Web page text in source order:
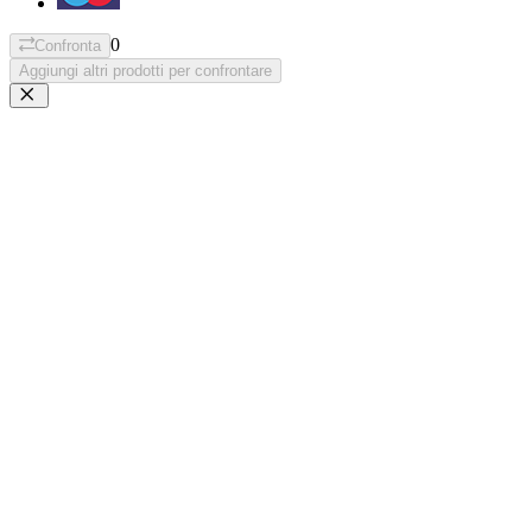
Confronta 0
Aggiungi altri prodotti per confrontare